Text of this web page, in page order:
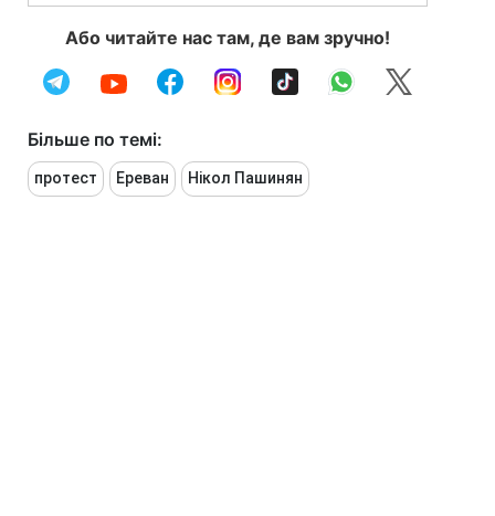
Або читайте нас там, де вам зручно!
Більше по темі:
протест Ереван Нікол Пашинян